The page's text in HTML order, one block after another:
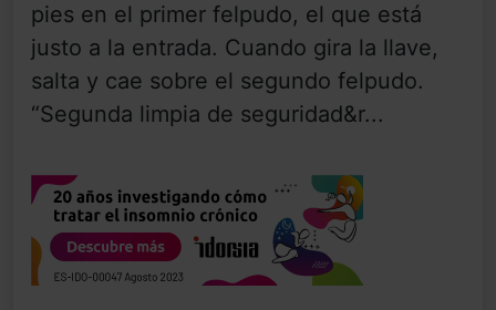
pies en el primer felpudo, el que está
justo a la entrada. Cuando gira la llave,
salta y cae sobre el segundo felpudo.
“Segunda limpia de seguridad&r...